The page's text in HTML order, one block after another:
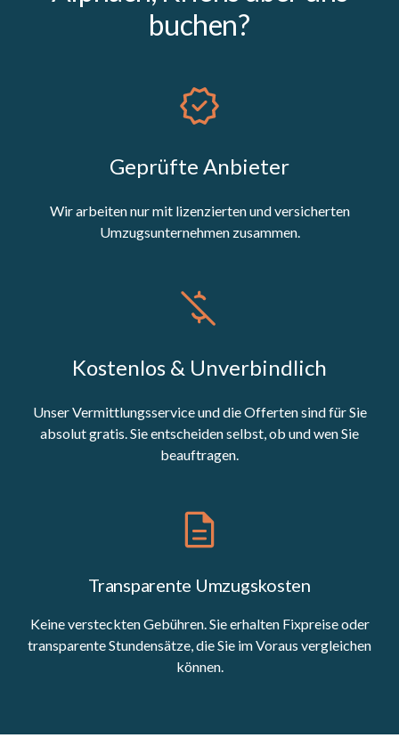
buchen?
Geprüfte Anbieter
Wir arbeiten nur mit lizenzierten und versicherten
Umzugsunternehmen zusammen.
Kostenlos & Unverbindlich
Unser Vermittlungsservice und die Offerten sind für Sie
absolut gratis. Sie entscheiden selbst, ob und wen Sie
beauftragen.
Transparente Umzugskosten
Keine versteckten Gebühren. Sie erhalten Fixpreise oder
transparente Stundensätze, die Sie im Voraus vergleichen
können.